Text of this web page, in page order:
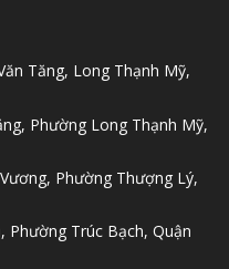
Tăng, Long Thạnh Mỹ,
Phường Long Thạnh Mỹ,
Phường Thượng Lý,
Phường Trúc Bạch, Quận